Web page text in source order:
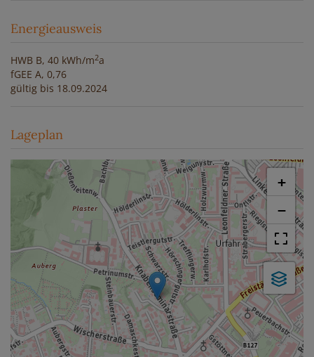
Energieausweis
HWB B, 40 kWh/m2a
fGEE A, 0,76
gültig bis 18.09.2024
Lageplan
+
−